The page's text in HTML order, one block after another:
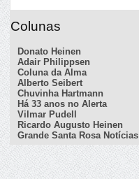
Colunas
Donato Heinen
Adair Philippsen
Coluna da Alma
Alberto Seibert
Chuvinha Hartmann
Há 33 anos no Alerta
Vilmar Pudell
Ricardo Augusto Heinen
Grande Santa Rosa Notícias